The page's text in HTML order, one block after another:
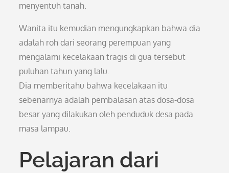
menyentuh tanah.
Wanita itu kemudian mengungkapkan bahwa dia
adalah roh dari seorang perempuan yang
mengalami kecelakaan tragis di gua tersebut
puluhan tahun yang lalu.
Dia memberitahu bahwa kecelakaan itu
sebenarnya adalah pembalasan atas dosa-dosa
besar yang dilakukan oleh penduduk desa pada
masa lampau.
Pelajaran dari